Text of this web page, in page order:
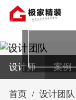
设计师 案例
首页 设计团队